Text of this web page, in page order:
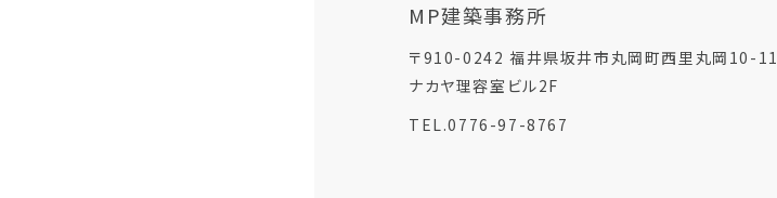
MP建築事務所
〒910-0242 福井県坂井市丸岡町西里丸岡10-11
ナカヤ理容室ビル2F
TEL.0776-97-8767